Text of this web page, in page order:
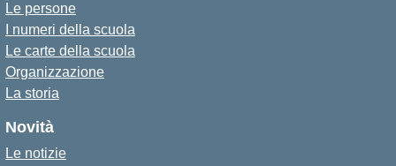
Le persone
I numeri della scuola
Le carte della scuola
Organizzazione
La storia
Novità
Le notizie